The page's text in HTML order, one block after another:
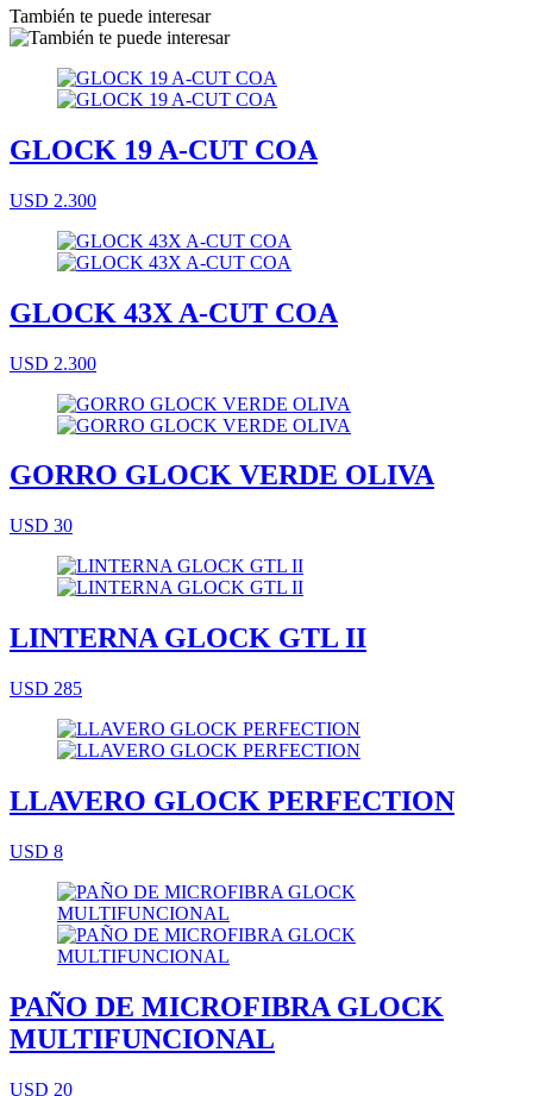
También te puede interesar
GLOCK 19 A-CUT COA
USD 2.300
GLOCK 43X A-CUT COA
USD 2.300
GORRO GLOCK VERDE OLIVA
USD 30
LINTERNA GLOCK GTL II
USD 285
LLAVERO GLOCK PERFECTION
USD 8
PAÑO DE MICROFIBRA GLOCK
MULTIFUNCIONAL
USD 20